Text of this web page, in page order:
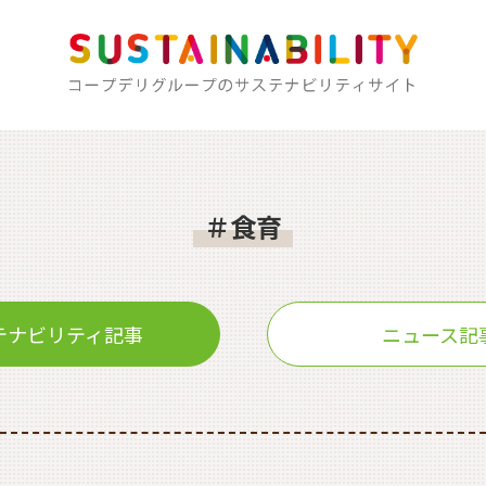
＃食育
ナビリティ記事 ニュース記